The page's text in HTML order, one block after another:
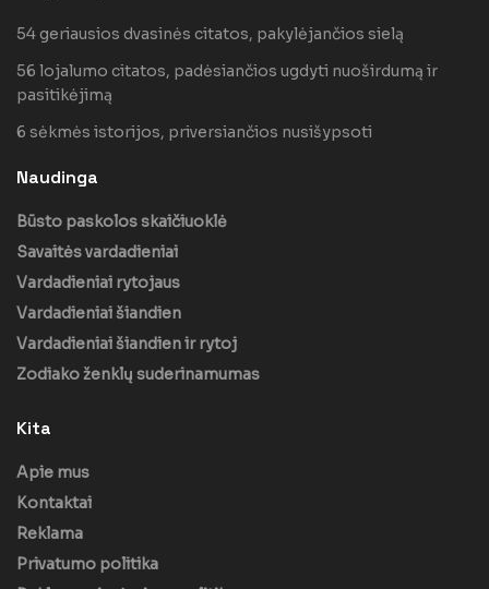
54 geriausios dvasinės citatos, pakylėjančios sielą
56 lojalumo citatos, padėsiančios ugdyti nuoširdumą ir
pasitikėjimą
6 sėkmės istorijos, priversiančios nusišypsoti
Naudinga
Būsto paskolos skaičiuoklė
Savaitės vardadieniai
Vardadieniai rytojaus
Vardadieniai šiandien
Vardadieniai šiandien ir rytoj
Zodiako ženklų suderinamumas
Kita
Apie mus
Kontaktai
Reklama
Privatumo politika